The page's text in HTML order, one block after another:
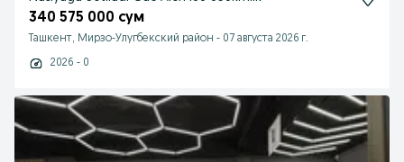
340 575 000 сум
Ташкент, Мирзо-Улугбекский район - 07 августа 2026 г.
2026 - 0